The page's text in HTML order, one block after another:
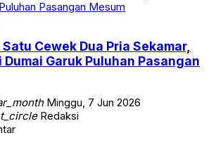
Cewek Dua Pria Sekamar,
Dumai Garuk Puluhan Pasangan
Minggu, 7 Jun 2026
Redaksi